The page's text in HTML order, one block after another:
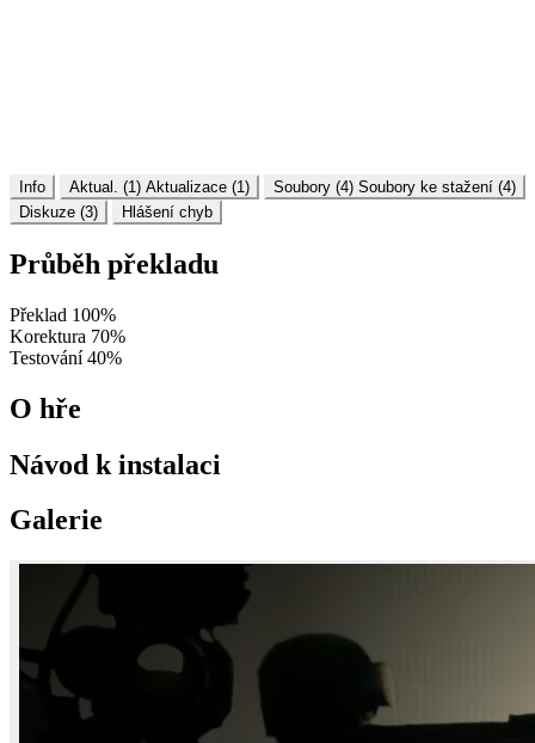
Info Aktual. (1) Aktualizace (1) Soubory (4) Soubory ke stažení (4)
Diskuze (3)
Hlášení chyb
Průběh překladu
Překlad 100%
Korektura 70%
Testování 40%
O hře
Návod k instalaci
Galerie